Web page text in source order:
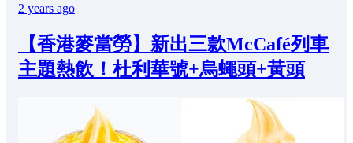
2 years ago
【香港麥當勞】新出三款McCafé列車
主題熱飲！杜利華號+烏蠅頭+黃頭